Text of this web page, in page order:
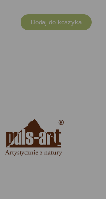
Dodaj do koszyka